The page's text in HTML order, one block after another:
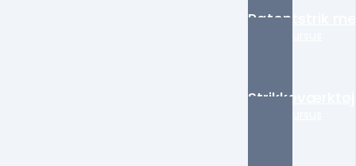
Patentstrik